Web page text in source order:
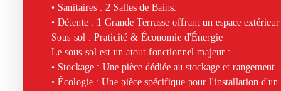
• Sanitaires : 2 Salles de Bains.
• Détente : 1 Grande Terrasse offrant un espace
Sous-sol : Praticité & Économie d'Énergie
Le sous-sol est un atout fonctionnel majeur :
• Stockage : Une pièce dédiée au stockage et rangement.
• Écologie : Une pièce spécifique pour l'installation d'un